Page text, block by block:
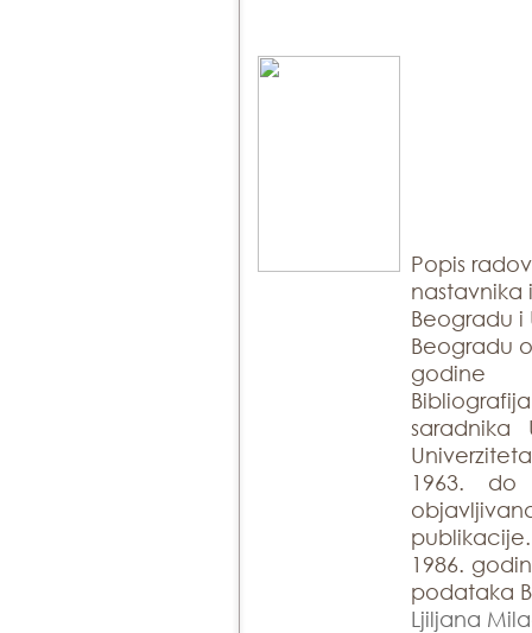
Popis
nastavnika
Beogradu i
Beogradu
godine
saradnika
1963.
1986.
podataka
Ljiljana